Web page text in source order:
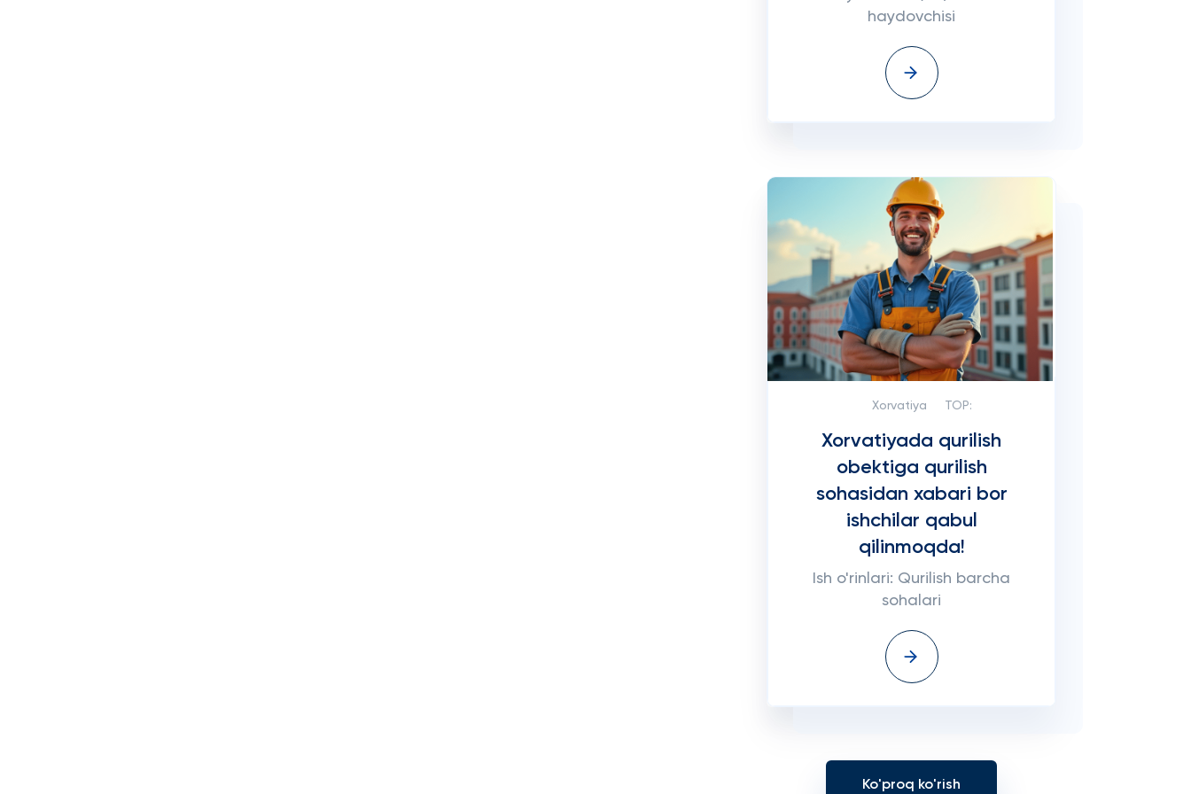
haydovchisi
Xorvatiya TOP:
Xorvatiyada qurilish
obektiga qurilish
sohasidan xabari bor
ishchilar qabul
qilinmoqda!
Ish o'rinlari: Qurilish barcha
sohalari
Ko'proq ko'rish